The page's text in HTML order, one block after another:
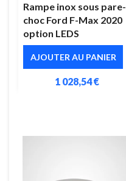
Rampe inox sous pare-
choc Ford F-Max 2020
option LEDS
AJOUTER AU PANIER
1 028,54 €